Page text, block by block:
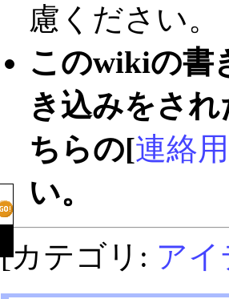
慮ください。
このwikiの書
き込みをさ
ちらの[連絡
い。
[カテゴリ: ア